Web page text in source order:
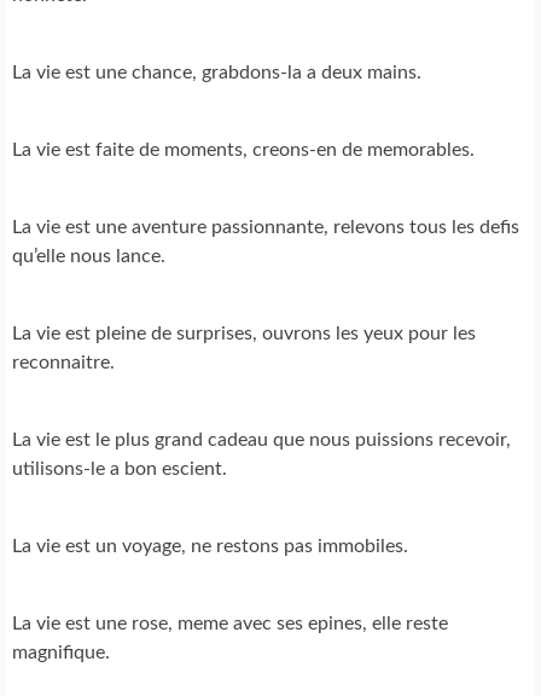
La vie est une chance, grabdons-la a deux mains.
La vie est faite de moments, creons-en de memorables.
La vie est une aventure passionnante, relevons tous les defis
qu’elle nous lance.
La vie est pleine de surprises, ouvrons les yeux pour les
reconnaitre.
La vie est le plus grand cadeau que nous puissions recevoir,
utilisons-le a bon escient.
La vie est un voyage, ne restons pas immobiles.
La vie est une rose, meme avec ses epines, elle reste
magnifique.